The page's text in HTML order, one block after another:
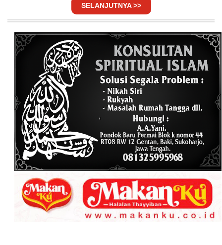
SELANJUTNYA >>